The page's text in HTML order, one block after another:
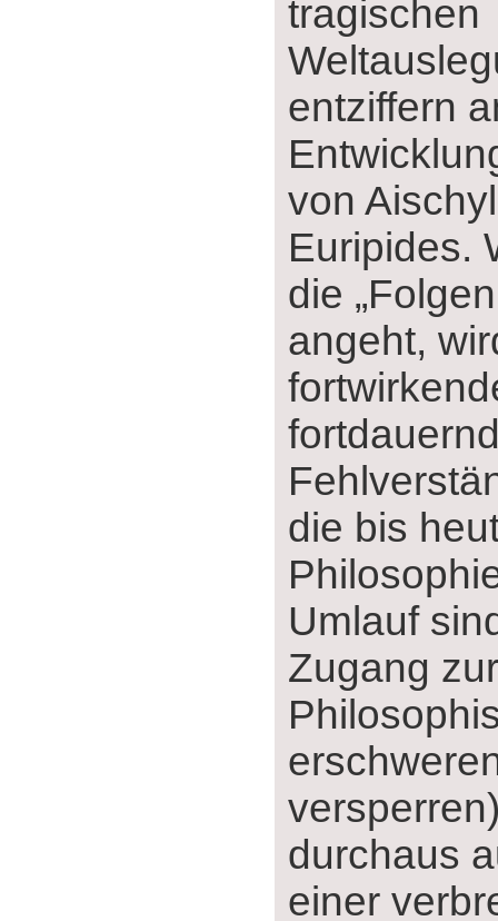
tragischen
entziffern
von
Euripides.
die
angeht,
die bis
Umlauf
Zugang zur
durchaus
einer